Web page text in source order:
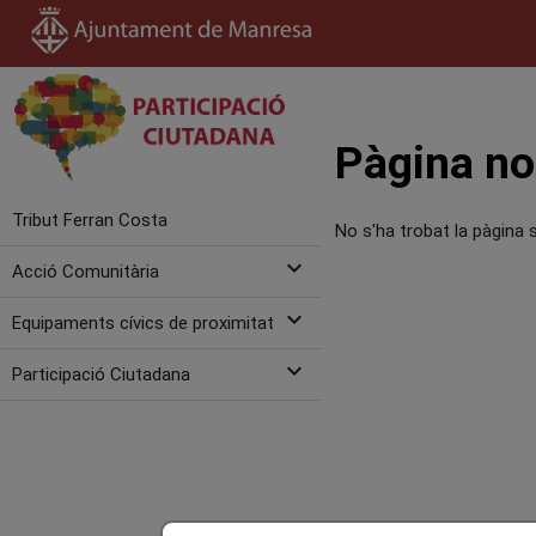
Tribut Ferran Costa
Acció Comunitària expand_more
Equipaments cívics de proximitat expand_more
Participació Ciutadana expand_more
Pàgina
No s'ha trobat la pàgina